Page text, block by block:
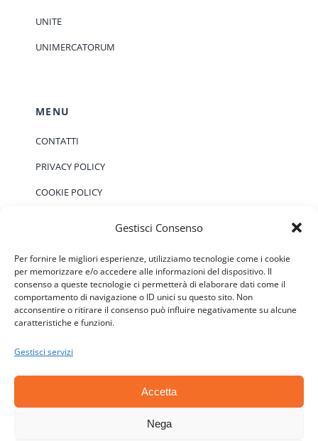
Gestisci Consenso
Per fornire le migliori esperienze, utilizziamo tecnologie come i cookie
per memorizzare e/o accedere alle informazioni del dispositivo. Il
consenso a queste tecnologie ci permetterà di elaborare dati come il
comportamento di navigazione o ID unici su questo sito. Non
acconsentire o ritirare il consenso può influire negativamente su alcune
caratteristiche e funzioni.
Gestisci servizi
Accetta
Nega
UNITE
UNIMERCATORUM
MENU
CONTATTI
PRIVACY POLICY
COOKIE POLICY
EVENTI
Notice
Non ci sono eventi previsti.
© Copyright 2006 - 2026 | ATSC - Agenti Teramo
Senza Confini - P.IVA: 01646590677 - CF: